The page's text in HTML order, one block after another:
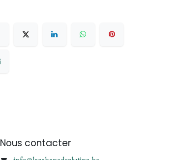
Nous contacter